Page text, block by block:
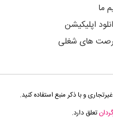
ما
اپلیکیشن
های شغلی
و با ذکر منبع استفاده کنید.
تعلق دارد.